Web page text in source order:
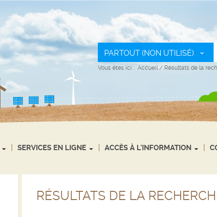
PARTOUT (NON UTILISÉ)
Vous êtes ici : Accueil / Résultats de la
SERVICES EN LIGNE ACCÈS À L'INFORMATION
RÉSULTATS DE LA